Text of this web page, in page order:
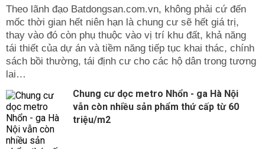
Theo lãnh đạo Batdongsan.com.vn, không phải cứ đến
mốc thời gian hết niên hạn là chung cư sẽ hết giá trị,
thay vào đó còn phụ thuộc vào vị trí khu đất, khả năng
tái thiết của dự án và tiềm năng tiếp tục khai thác, chính
sách bồi thường, tái định cư cho các hộ dân trong tương
lai…
Chung cư dọc metro Nhổn - ga Hà Nội
vẫn còn nhiều sản phẩm thứ cấp từ 60
triệu/m2